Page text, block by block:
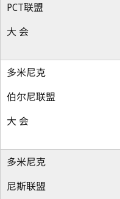
PCT联盟
大 会
多米尼克
伯尔尼联盟
大 会
多米尼克
尼斯联盟